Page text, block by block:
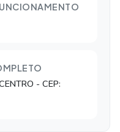
- CEP: